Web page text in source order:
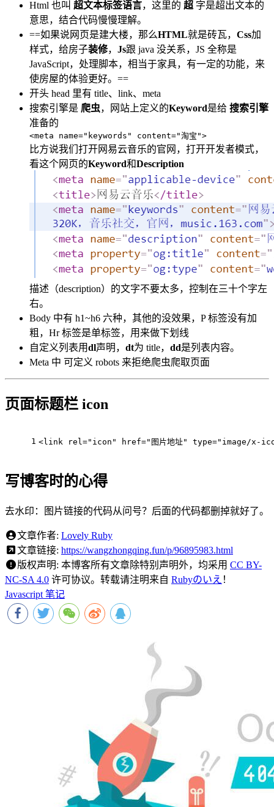
Html 也叫 超文本标签语言，这里的 超 字是超出文本的
意思，结合代码慢慢理解。
==如果说网页是建大楼，那么HTML就是砖瓦， Css加
样式，给房子装修， Js跟 java 没关系，JS 全称是
JavaScript，处理脚本，相当于家具，有一定的功能，来
使房屋的体验更好。==
开头 head 里有 title、link、meta
搜索引擎是 爬虫，网站上定义的Keyword是给 搜索引擎
准备的
<meta name="keywords" content="淘宝">
比方说我们打开网易云音乐的官网，打开开发者模式，
看这个网页的Keyword和Description
描述（description）的文字不要太多，控制在三十个字左
右。
Body 中有 h1~h6 六种，其他的没效果，P 标签没有加
粗，Hr 标签是单标签，用来做下划线
自定义列表用dl声明， dt为 title， dd是列表内容。
Meta 中 可定义 robots 来拒绝爬虫爬取页面
页面标题栏 icon
1 <link rel="icon" href="图片地址" type="image/x-
写博客时的心得
去水印：图片链接的代码从问号？后面的代码都删掉就好了。
文章作者: Lovely Ruby
文章链接: https://wangzhongqing.fun/p/96895983.html
版权声明: 本博客所有文章除特别声明外，均采用 CC BY-
NC-SA 4.0 许可协议。转载请注明来自 Rubyのいえ ！
Javascript 笔记